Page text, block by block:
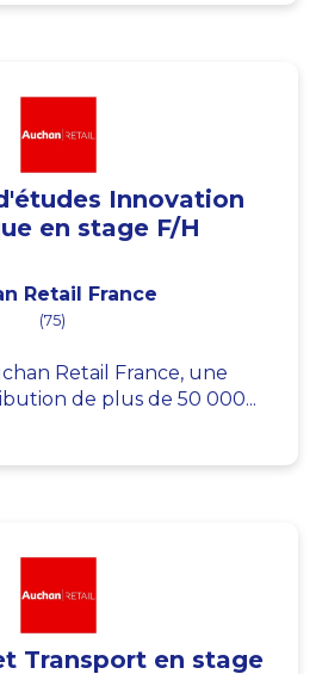
Innovation
en stage F/H
Retail France
(75)
Retail France, une
de plus de 50 000...
Transport en stage